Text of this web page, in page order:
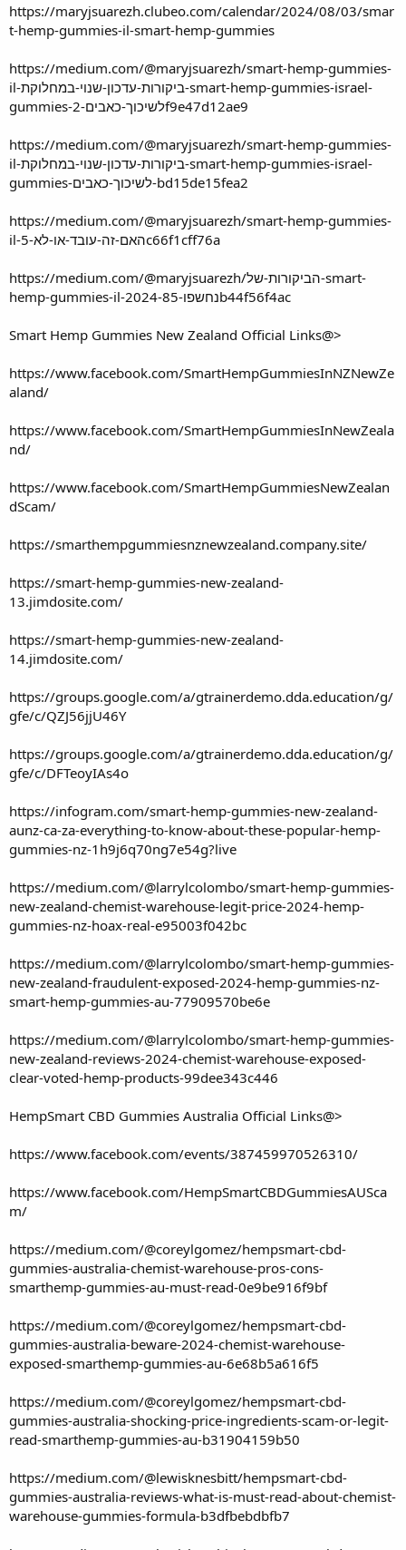
https://maryjsuarezh.clubeo.com/calendar/2024/08/03/smar
t-hemp-gummies-il-smart-hemp-gummies
https://medium.com/@maryjsuarezh/smart-hemp-gummies-
il-ביקורות-עדכון-שנוי-במחלוקת-smart-hemp-gummies-israel-
gummies-לשיכוך-כאבים-2f9e47d12ae9
https://medium.com/@maryjsuarezh/smart-hemp-gummies-
il-ביקורות-עדכון-שנוי-במחלוקת-smart-hemp-gummies-israel-
gummies-לשיכוך-כאבים-bd15de15fea2
https://medium.com/@maryjsuarezh/smart-hemp-gummies-
il-האם-זה-עובד-או-לא-5c66f1cff76a
https://medium.com/@maryjsuarezh/הביקורות-של-smart-
hemp-gummies-il-2024-נחשפו-85b44f56f4ac
Smart Hemp Gummies New Zealand Official Links@>
https://www.facebook.com/SmartHempGummiesInNZNewZe
aland/
https://www.facebook.com/SmartHempGummiesInNewZeala
nd/
https://www.facebook.com/SmartHempGummiesNewZealan
dScam/
https://smarthempgummiesnznewzealand.company.site/
https://smart-hemp-gummies-new-zealand-
13.jimdosite.com/
https://smart-hemp-gummies-new-zealand-
14.jimdosite.com/
https://groups.google.com/a/gtrainerdemo.dda.education/g/
gfe/c/QZJ56jjU46Y
https://groups.google.com/a/gtrainerdemo.dda.education/g/
gfe/c/DFTeoyIAs4o
https://infogram.com/smart-hemp-gummies-new-zealand-
aunz-ca-za-everything-to-know-about-these-popular-hemp-
gummies-nz-1h9j6q70ng7e54g?live
https://medium.com/@larrylcolombo/smart-hemp-gummies-
new-zealand-chemist-warehouse-legit-price-2024-hemp-
gummies-nz-hoax-real-e95003f042bc
https://medium.com/@larrylcolombo/smart-hemp-gummies-
new-zealand-fraudulent-exposed-2024-hemp-gummies-nz-
smart-hemp-gummies-au-77909570be6e
https://medium.com/@larrylcolombo/smart-hemp-gummies-
new-zealand-reviews-2024-chemist-warehouse-exposed-
clear-voted-hemp-products-99dee343c446
HempSmart CBD Gummies Australia Official Links@>
https://www.facebook.com/events/387459970526310/
https://www.facebook.com/HempSmartCBDGummiesAUSca
m/
https://medium.com/@coreylgomez/hempsmart-cbd-
gummies-australia-chemist-warehouse-pros-cons-
smarthemp-gummies-au-must-read-0e9be916f9bf
https://medium.com/@coreylgomez/hempsmart-cbd-
gummies-australia-beware-2024-chemist-warehouse-
exposed-smarthemp-gummies-au-6e68b5a616f5
https://medium.com/@coreylgomez/hempsmart-cbd-
gummies-australia-shocking-price-ingredients-scam-or-legit-
read-smarthemp-gummies-au-b31904159b50
https://medium.com/@lewisknesbitt/hempsmart-cbd-
gummies-australia-reviews-what-is-must-read-about-chemist-
warehouse-gummies-formula-b3dfbebdbfb7